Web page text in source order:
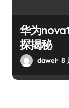
华为
探揭秘
dawei 8